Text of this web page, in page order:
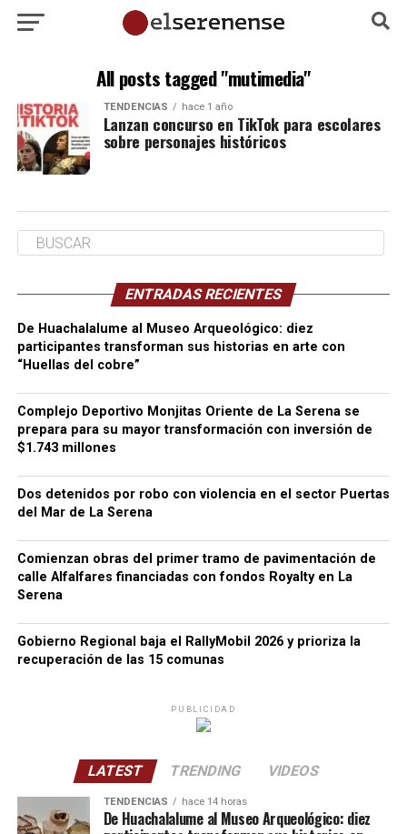
All posts tagged "mutimedia"
TENDENCIAS hace 1 año
Lanzan concurso en TikTok para escolares
sobre personajes históricos
ENTRADAS RECIENTES
De Huachalalume al Museo Arqueológico: diez
participantes transforman sus historias en arte con
“Huellas del cobre”
Complejo Deportivo Monjitas Oriente de La Serena se
prepara para su mayor transformación con inversión de
$1.743 millones
Dos detenidos por robo con violencia en el sector Puertas
del Mar de La Serena
Comienzan obras del primer tramo de pavimentación de
calle Alfalfares financiadas con fondos Royalty en La
Serena
Gobierno Regional baja el RallyMobil 2026 y prioriza la
recuperación de las 15 comunas
PUBLICIDAD
LATEST TRENDING VIDEOS
TENDENCIAS hace 14 horas
De Huachalalume al Museo Arqueológico: diez